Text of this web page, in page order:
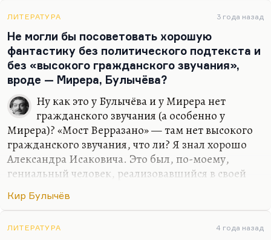
изображение провинции — это такая странная,
не очень популярная повесть «Половина жизни»,
страшненькая такая. Помните, где на
провинциальном базаре вдруг начинают
продавать странные яблоки из параллельного
мира. И вот «провинция…
ЛИТЕРАТУРА 3 года назад
Не могли бы посоветовать хорошую
фантастику без политического подтекста и
без «высокого гражданского звучания»,
вроде — Мирера, Булычёва?
Ну как это у Булычёва и у Мирера нет
гражданского звучания (а особенно у
Мирера)? «Мост Верразано» — там нет высокого
гражданского звучания, что ли? Я знал хорошо
Александра Исаковича. Это был, по-моему,
гениальный человек, реализовавшийся в своей
прозы: «Обсидиановый нож», «У меня девять
его вещь).
Кир Булычёв
ЛИТЕРАТУРА 4 года назад